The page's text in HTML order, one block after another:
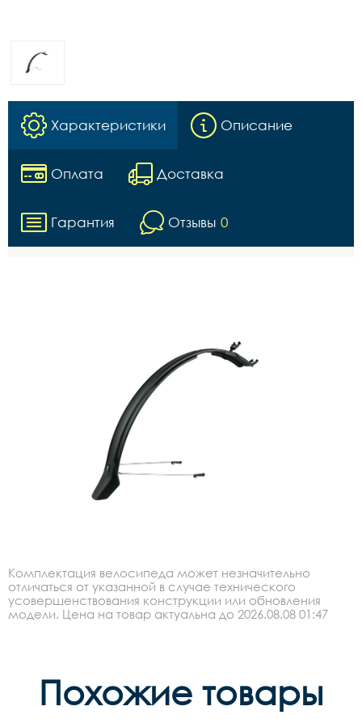
Характеристики Описание
Оплата Доставка
Гарантия Отзывы 0
Комплектация велосипеда может незначительно
отличаться от указанной в случае технического
усовершенствования конструкции или обновления
модели. Цена на товар актуальна до 2026.08.08 01:47
Похожие товары